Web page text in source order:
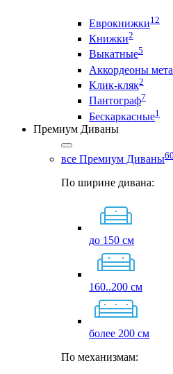
Еврокнижки12
Книжки2
Выкатные5
Аккордеоны
Клик-кляк2
Пантограф7
Бескаркасные1
Премиум Диваны
все Премиум Диваны60
По ширине дивана:
до 150 см
160..200 см
более 200 см
По механизмам: